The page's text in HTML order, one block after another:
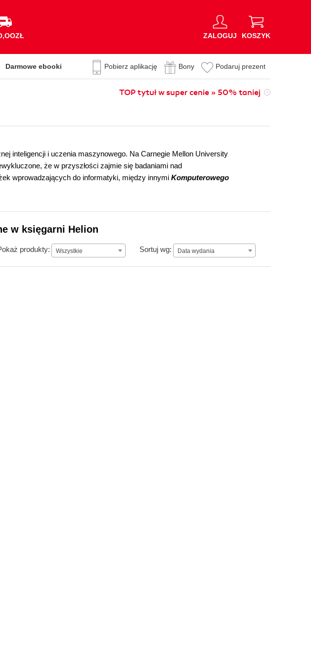
ZALOGUJ KOSZYK
Darmowe ebooki Pobierz aplikację Bony Podaruj prezent
TOP tytuł w super cenie » 50% taniej
inteligencji i uczenia maszynowego. Na Carnegie Mellon University
że w przyszłości zajmie się badaniami nad
wprowadzających do informatyki, między innymi Komputerowego
w księgarni Helion
produkty: Wszystkie Sortuj wg: Data wydania
Data wydania